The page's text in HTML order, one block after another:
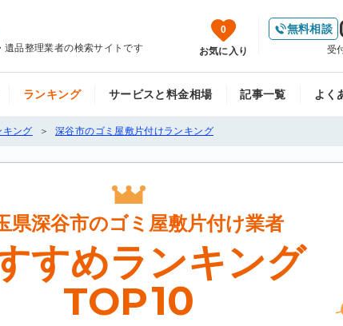
品整理業者の検索サイトです
0
お気に入り
無料相談
受
ランキング サービスと料金相場 記事一覧 よく
キング 深谷市のゴミ屋敷片付けランキング
県深谷市のゴミ屋敷片付け業者
すめランキング
TOP10